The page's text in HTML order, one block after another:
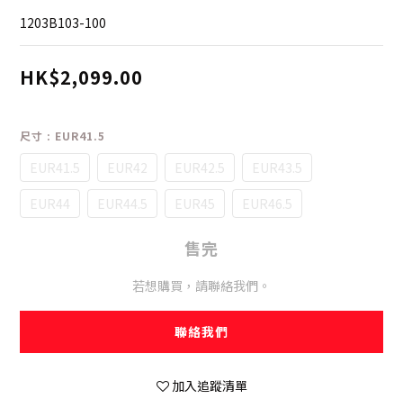
1203B103-100
HK$2,099.00
尺寸 : EUR41.5
EUR41.5 EUR42 EUR42.5
EUR43.5
EUR44
EUR44.5 EUR45 EUR46.5
售完
若想購買，請聯絡我們。
聯絡我們
加入追蹤清單